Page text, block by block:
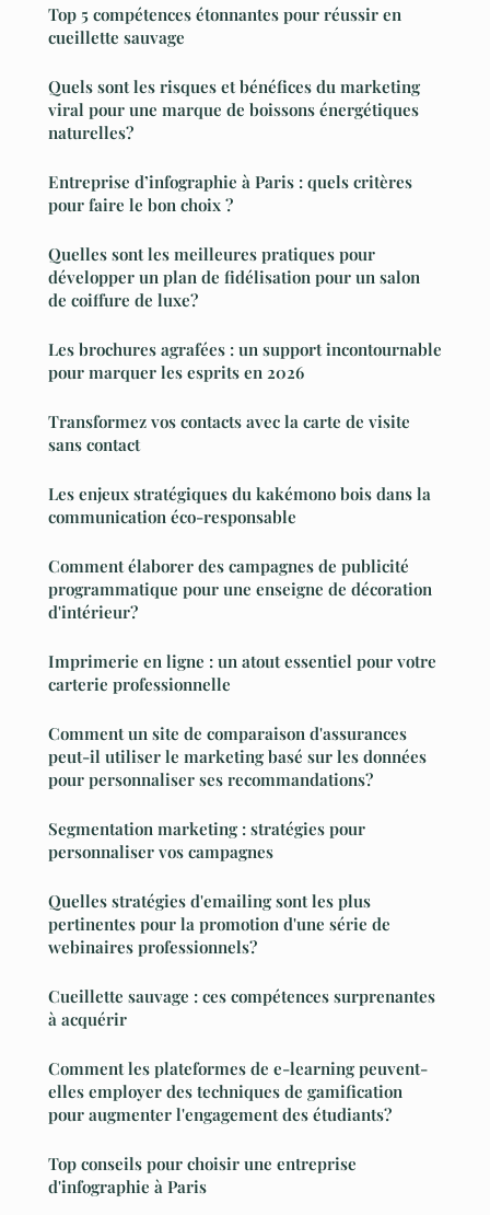
Top 5 compétences étonnantes pour réussir en
cueillette sauvage
Quels sont les risques et bénéfices du marketing
viral pour une marque de boissons énergétiques
naturelles?
Entreprise d’infographie à Paris : quels critères
pour faire le bon choix ?
Quelles sont les meilleures pratiques pour
développer un plan de fidélisation pour un salon
de coiffure de luxe?
Les brochures agrafées : un support incontournable
pour marquer les esprits en 2026
Transformez vos contacts avec la carte de visite
sans contact
Les enjeux stratégiques du kakémono bois dans la
communication éco-responsable
Comment élaborer des campagnes de publicité
programmatique pour une enseigne de décoration
d'intérieur?
Imprimerie en ligne : un atout essentiel pour votre
carterie professionnelle
Comment un site de comparaison d'assurances
peut-il utiliser le marketing basé sur les données
pour personnaliser ses recommandations?
Segmentation marketing : stratégies pour
personnaliser vos campagnes
Quelles stratégies d'emailing sont les plus
pertinentes pour la promotion d'une série de
webinaires professionnels?
Cueillette sauvage : ces compétences surprenantes
à acquérir
Comment les plateformes de e-learning peuvent-
elles employer des techniques de gamification
pour augmenter l'engagement des étudiants?
Top conseils pour choisir une entreprise
d'infographie à Paris